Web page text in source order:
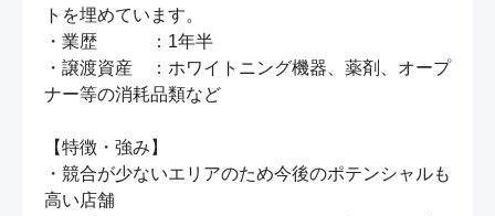
トを埋めています。
・業歴　　　：1年半
・譲渡資産　：ホワイトニング機器、薬剤、オープ
ナー等の消耗品類など
【特徴・強み】
・競合が少ないエリアのため今後のポテンシャルも
高い店舗